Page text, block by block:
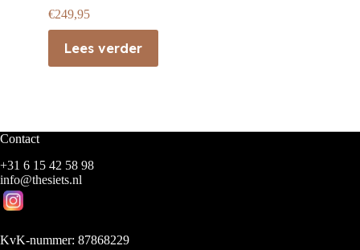
€249,95
Lees verder
Contact
+31 6 15 42 58 98
info@thesiets.nl
KvK-nummer: 87868229